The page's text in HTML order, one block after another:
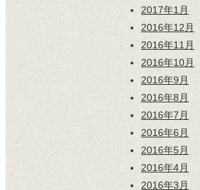
2017年1月
2016年12月
2016年11月
2016年10月
2016年9月
2016年8月
2016年7月
2016年6月
2016年5月
2016年4月
2016年3月